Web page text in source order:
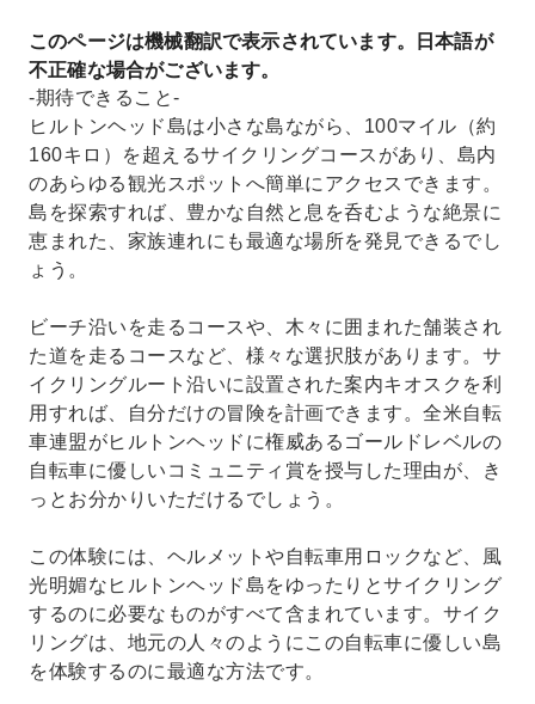
このページは機械翻訳で表示されています。日本語が
不正確な場合がございます。
-期待できること-
ヒルトンヘッド島は小さな島ながら、100マイル（約
160キロ）を超えるサイクリングコースがあり、島内
のあらゆる観光スポットへ簡単にアクセスできます。
島を探索すれば、豊かな自然と息を呑むような絶景に
恵まれた、家族連れにも最適な場所を発見できるでし
ょう。
ビーチ沿いを走るコースや、木々に囲まれた舗装され
た道を走るコースなど、様々な選択肢があります。サ
イクリングルート沿いに設置された案内キオスクを利
用すれば、自分だけの冒険を計画できます。全米自転
車連盟がヒルトンヘッドに権威あるゴールドレベルの
自転車に優しいコミュニティ賞を授与した理由が、き
っとお分かりいただけるでしょう。
この体験には、ヘルメットや自転車用ロックなど、風
光明媚なヒルトンヘッド島をゆったりとサイクリング
するのに必要なものがすべて含まれています。サイク
リングは、地元の人々のようにこの自転車に優しい島
を体験するのに最適な方法です。